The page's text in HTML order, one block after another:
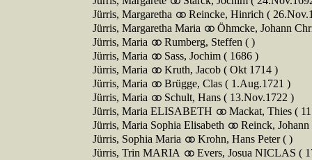
Jürris, Margaretha
Reincke, Hinrich (
Jürris, Margaretha Maria
Öhmcke, Johann
Jürris, Maria
Rumberg, Steffen ( )
Jürris, Maria
Sass, Jochim ( 1686 )
Jürris, Maria
Kruth, Jacob ( Okt 1714 )
Jürris, Maria
Brügge, Clas ( 1.Aug.1721 )
Jürris, Maria
Schult, Hans ( 13.Nov.1722 )
Jürris, Maria ELISABETH
Mackat, Thies (
Jürris, Maria Sophia Elisabeth
Reinck,
Jürris, Sophia Maria
Krohn, Hans Peter ( )
Jürris, Trin MARIA
Evers, Josua NICLAS (